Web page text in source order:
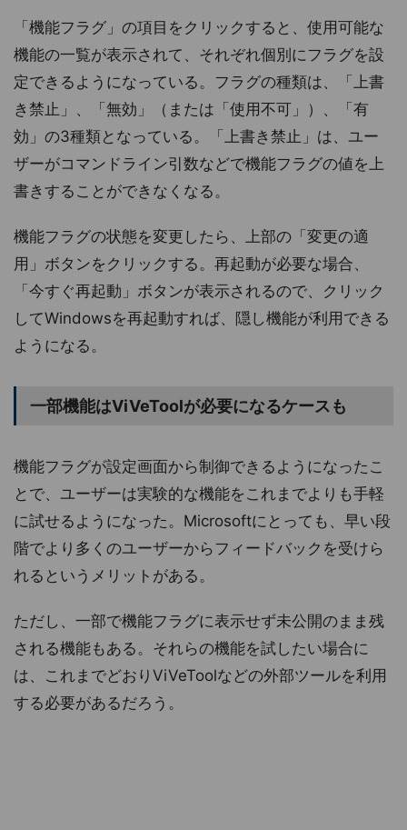
「機能フラグ」の項目をクリックすると、使用可能な
機能の一覧が表示されて、それぞれ個別にフラグを設
定できるようになっている。フラグの種類は、「上書
き禁止」、「無効」（または「使用不可」）、「有
効」の3種類となっている。「上書き禁止」は、ユー
ザーがコマンドライン引数などで機能フラグの値を上
書きすることができなくなる。
機能フラグの状態を変更したら、上部の「変更の適
用」ボタンをクリックする。再起動が必要な場合、
「今すぐ再起動」ボタンが表示されるので、クリック
してWindowsを再起動すれば、隠し機能が利用できる
ようになる。
一部機能はViVeToolが必要になるケースも
機能フラグが設定画面から制御できるようになったこ
とで、ユーザーは実験的な機能をこれまでよりも手軽
に試せるようになった。Microsoftにとっても、早い段
階でより多くのユーザーからフィードバックを受けら
れるというメリットがある。
ただし、一部で機能フラグに表示せず未公開のまま残
される機能もある。それらの機能を試したい場合に
は、これまでどおりViVeToolなどの外部ツールを利用
する必要があるだろう。